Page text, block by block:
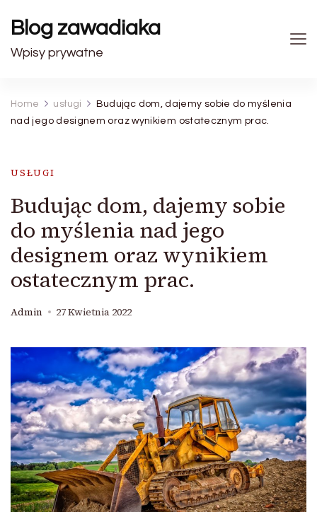
Blog zawadiaka
Wpisy prywatne
Home usługi
Budując dom, dajemy sobie do myślenia
nad jego designem oraz wynikiem ostatecznym prac.
USŁUGI
Budując dom, dajemy sobie
do myślenia nad jego
designem oraz wynikiem
ostatecznym prac.
Admin 27 Kwietnia 2022